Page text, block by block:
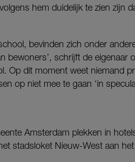
hem duidelijk te zien zijn
bevinden zich onder
schrijft de eigenaar
Op dit moment weet niemand
op niet mee te gaan ‘in
Amsterdam plekken in
stadsloket Nieuw-West aan